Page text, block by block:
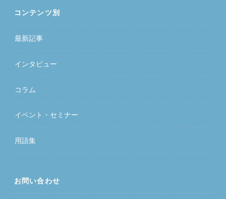
コンテンツ別
最新記事
インタビュー
コラム
イベント・セミナー
用語集
お問い合わせ